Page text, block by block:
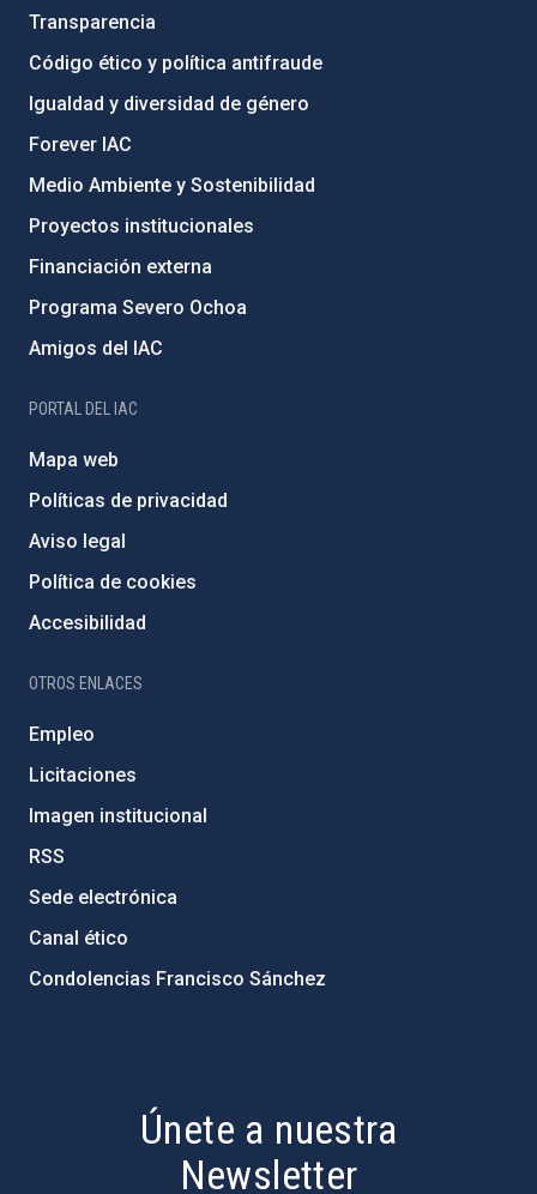
Transparencia
Código ético y política antifraude
Igualdad y diversidad de género
Forever IAC
Medio Ambiente y Sostenibilidad
Proyectos institucionales
Financiación externa
Programa Severo Ochoa
Amigos del IAC
PORTAL DEL IAC
Mapa web
Políticas de privacidad
Aviso legal
Política de cookies
Accesibilidad
OTROS ENLACES
Empleo
Licitaciones
Imagen institucional
RSS
Sede electrónica
Canal ético
Condolencias Francisco Sánchez
Únete a nuestra
Newsletter